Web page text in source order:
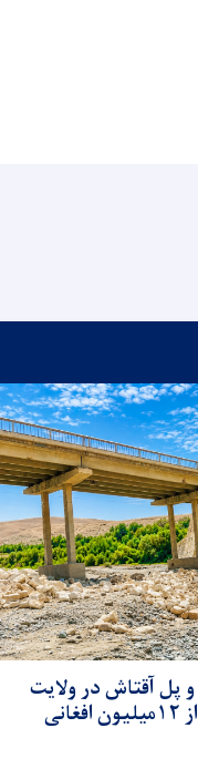
پل آقتاش در ولایت
کندز به ارزش بیش از ۱۲میلیون افغانی